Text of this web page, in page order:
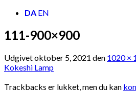
DA EN
111-900×900
Udgivetoktober 5, 2021 den 1020 ×
Kokeshi Lamp
Trackbacks er lukket, men du kan